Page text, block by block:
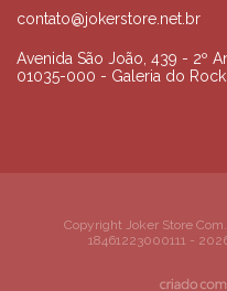
contato@jokerstore.net.br
Avenida São João, 439 - 2º
01035-000 - Galeria do Rock
Copyright Joker Store
18461223000111 -